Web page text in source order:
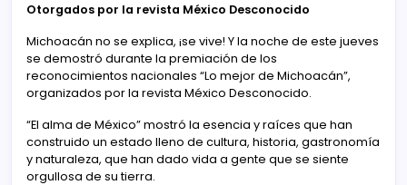
Otorgados por la revista México Desconocido
Michoacán no se explica, ¡se vive! Y la noche de este jueves
se demostró durante la premiación de los
reconocimientos nacionales “Lo mejor de Michoacán”,
organizados por la revista México Desconocido.
“El alma de México” mostró la esencia y raíces que han
construido un estado lleno de cultura, historia, gastronomía
y naturaleza, que han dado vida a gente que se siente
orgullosa de su tierra.